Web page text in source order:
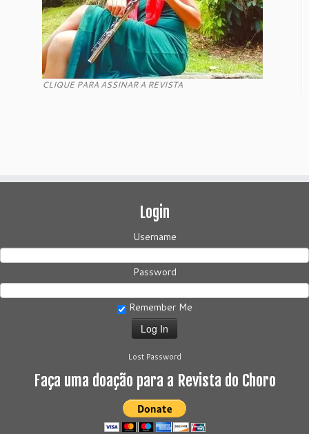
CLIQUE PARA ASSINAR A REVISTA
Login
Username
Password
Remember Me
Lost Password
Faça uma doação para a Revista do Choro